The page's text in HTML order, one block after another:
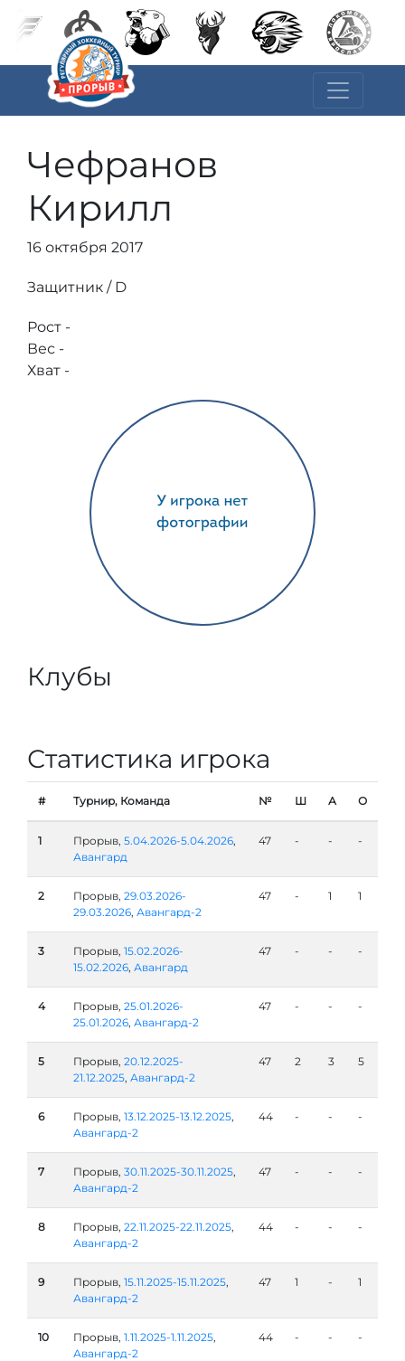
Чефранов
Кирилл
16 октября 2017
Защитник / D
Рост -
Вес -
Хват -
Клубы
Статистика игрока
# Турнир, Команда № Ш А О
1 Прорыв, 5.04.2026-5.04.2026,
Авангард
47 - - -
2 Прорыв, 29.03.2026-
29.03.2026, Авангард-2
47 - 1 1
3 Прорыв, 15.02.2026-
15.02.2026, Авангард
47 - - -
4 Прорыв, 25.01.2026-
25.01.2026, Авангард-2
47 - - -
5 Прорыв, 20.12.2025-
21.12.2025, Авангард-2
47 2 3 5
6 Прорыв, 13.12.2025-13.12.2025,
Авангард-2
44 - - -
7 Прорыв, 30.11.2025-30.11.2025,
Авангард-2
47 - - -
8 Прорыв, 22.11.2025-22.11.2025,
Авангард-2
44 - - -
9 Прорыв, 15.11.2025-15.11.2025,
Авангард-2
47 1 - 1
10 Прорыв, 1.11.2025-1.11.2025,
Авангард-2
44 - - -